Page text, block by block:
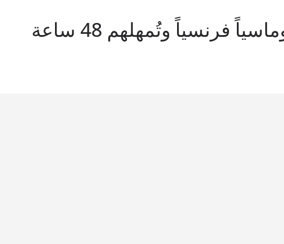
الجزائر تطرد 12 دبلوماسياً فرنسياً وتُمهلهم 48 ساعة